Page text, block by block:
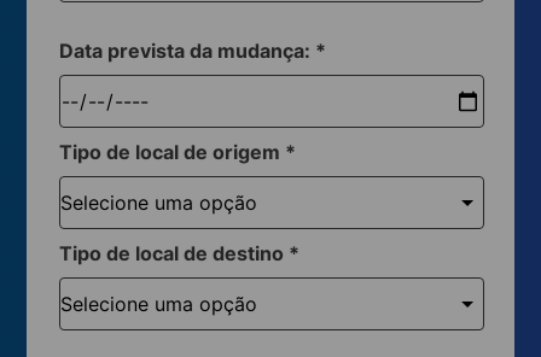
Data prevista da mudança: *
Tipo de local de origem *
Tipo de local de destino *